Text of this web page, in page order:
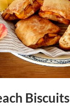
Biscuits